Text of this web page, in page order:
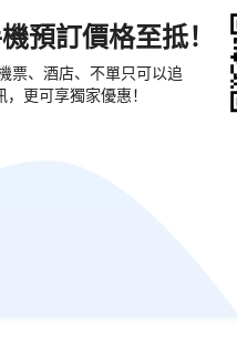
預訂價格至抵！
票、酒店、不單只可以追
更可享獨家優惠！